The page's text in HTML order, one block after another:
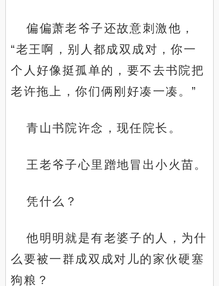
偏偏萧老爷子还故意刺激他，
“老王啊，别人都成双成对，你一
个人好像挺孤单的，要不去书院把
老许拖上，你们俩刚好凑一凑。”
青山书院许念，现任院长。
王老爷子心里蹭地冒出小火苗。
凭什么？
他明明就是有老婆子的人，为什
么要被一群成双成对儿的家伙硬塞
狗粮？